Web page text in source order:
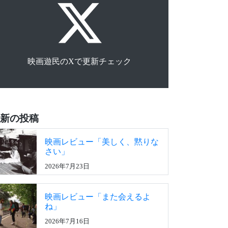
映画遊民のXで更新チェック
の投稿
映画レビュー「美しく、黙りな
さい」
2026年7月23日
映画レビュー「また会えるよ
ね」
2026年7月16日